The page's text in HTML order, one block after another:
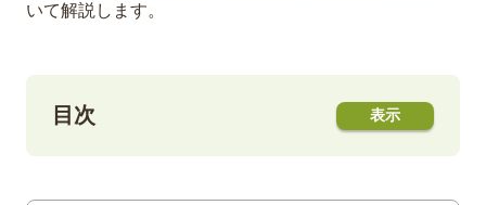
いて解説します。
目次